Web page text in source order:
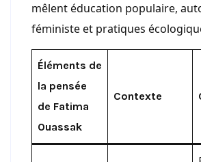
mêlent éducation populaire,
féministe et pratiques
Éléments de
la pensée
de Fatima
Ouassak
Contexte